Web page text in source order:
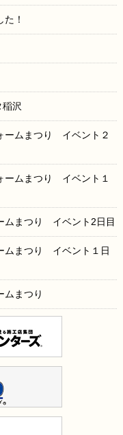
！
稲沢
ームまつり イベント２
ームまつり イベント１
ムまつり イベント2日目
ムまつり イベント１日
ムまつり